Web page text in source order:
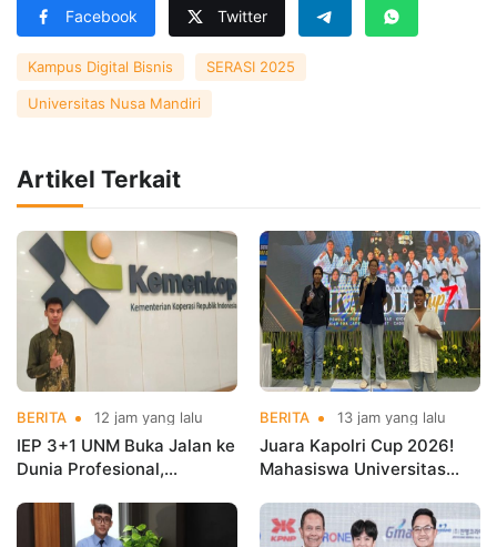
Facebook Twitter
Kampus Digital Bisnis SERASI 2025
Universitas Nusa Mandiri
Artikel Terkait
BERITA 12 jam yang lalu
IEP 3+1 UNM Buka Jalan ke
Dunia Profesional,
Kementerian Koperasi
BERITA 13 jam yang lalu
Juara Kapolri Cup 2026!
Mahasiswa Universitas
Nama Kampus di Kejurnas
Taekwondo